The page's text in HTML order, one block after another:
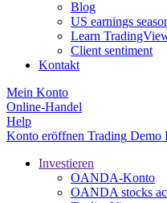
Blog
US earnings
Learn
Client sentiment
Kontakt
Mein Konto
Online-Handel
Help
Konto eröffnen Trading Demo
Investieren
OANDA-Konto
OANDA stocks